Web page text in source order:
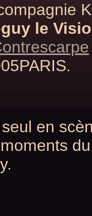
le
en